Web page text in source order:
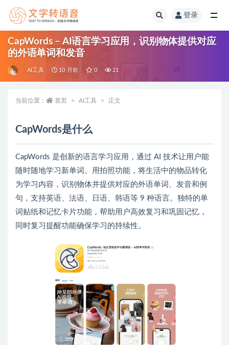
登录
CapWords – AI语言学习应用，识别物体提供对应
的外语单词和发音
AI工具 10 月前 0 21
当前位置： 首页 AI工具 正文
CapWords是什么
CapWords 是创新的语言学习应用，通过 AI 技术让用户能
随时随地学习新单词。用拍照功能，将生活中的物品转化
为学习内容，识别物体并提供对应的外语单词、发音和例
句，支持英语、法语、日语、韩语等 9 种语言。独特的单
词贴纸和记忆卡片功能，帮助用户高效复习和巩固记忆，
同时复习提醒功能确保学习的持续性。